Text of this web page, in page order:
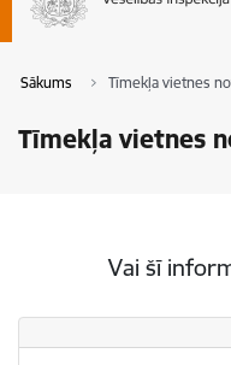
Sākums Tīmekļa vietnes
Tīmekļa vietnes
Vai šī
Vai šī informācija